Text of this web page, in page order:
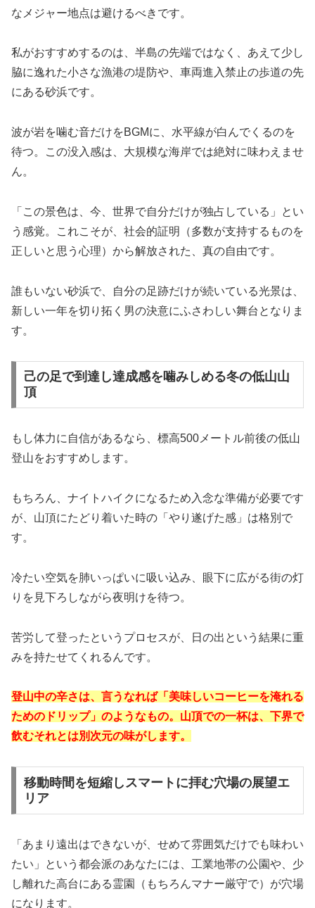
なメジャー地点は避けるべきです。
私がおすすめするのは、半島の先端ではなく、あえて少し
脇に逸れた小さな漁港の堤防や、車両進入禁止の歩道の先
にある砂浜です。
波が岩を噛む音だけをBGMに、水平線が白んでくるのを
待つ。この没入感は、大規模な海岸では絶対に味わえませ
ん。
「この景色は、今、世界で自分だけが独占している」とい
う感覚。これこそが、社会的証明（多数が支持するものを
正しいと思う心理）から解放された、真の自由です。
誰もいない砂浜で、自分の足跡だけが続いている光景は、
新しい一年を切り拓く男の決意にふさわしい舞台となりま
す。
己の足で到達し達成感を噛みしめる冬の低山山
頂
もし体力に自信があるなら、標高500メートル前後の低山
登山をおすすめします。
もちろん、ナイトハイクになるため入念な準備が必要です
が、山頂にたどり着いた時の「やり遂げた感」は格別で
す。
冷たい空気を肺いっぱいに吸い込み、眼下に広がる街の灯
りを見下ろしながら夜明けを待つ。
苦労して登ったというプロセスが、日の出という結果に重
みを持たせてくれるんです。
登山中の辛さは、言うなれば「美味しいコーヒーを淹れる
ためのドリップ」のようなもの。山頂での一杯は、下界で
飲むそれとは別次元の味がします。
移動時間を短縮しスマートに拝む穴場の展望エ
リア
「あまり遠出はできないが、せめて雰囲気だけでも味わい
たい」という都会派のあなたには、工業地帯の公園や、少
し離れた高台にある霊園（もちろんマナー厳守で）が穴場
になります。